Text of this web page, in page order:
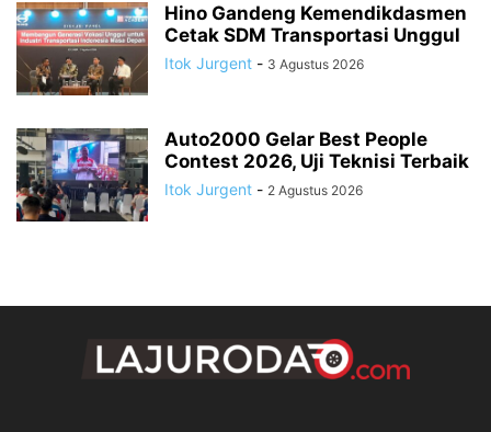
Hino Gandeng Kemendikdasmen
Cetak SDM Transportasi Unggul
Itok Jurgent - 3 Agustus 2026
Auto2000 Gelar Best People
Contest 2026, Uji Teknisi Terbaik
Itok Jurgent - 2 Agustus 2026